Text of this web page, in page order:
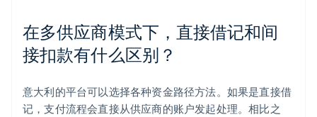
在多供应商模式下，直接借记和间
接扣款有什么区别？
意大利的平台可以选择各种资金路径方法。如果是直接借
记，支付流程会直接从供应商的账户发起处理。相比之